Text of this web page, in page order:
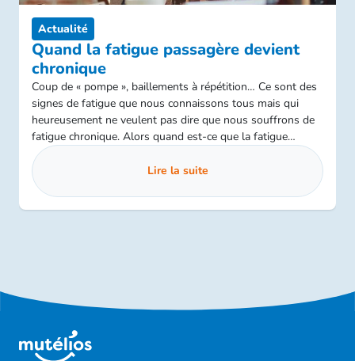
Actualité
Quand la fatigue passagère devient
chronique
Coup de « pompe », baillements à répétition… Ce sont des
signes de fatigue que nous connaissons tous mais qui
heureusement ne veulent pas dire que nous souffrons de
fatigue chronique. Alors quand est-ce que la fatigue
devient chronique ?
Lire la suite